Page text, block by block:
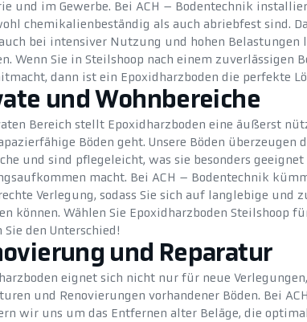
und im Gewerbe. Bei ACH – Bodentechnik
chemikalienbeständig als auch abriebfest sind.
bei intensiver Nutzung und hohen Belastungen
Wenn Sie in Steilshoop nach einem zuverlässigen
dann ist ein Epoxidharzboden die perfekte
und Wohnbereiche
Bereich stellt Epoxidharzboden eine äußerst
Böden geht. Unsere Böden überzeugen
und sind pflegeleicht, was sie besonders
macht. Bei ACH – Bodentechnik
Verlegung, sodass Sie sich auf langlebige und
können. Wählen Sie Epoxidharzboden Steilshoop
Sie den Unterschied!
und Reparatur
eignet sich nicht nur für neue
und Renovierungen vorhandener Böden. Bei
wir uns um das Entfernen alter Beläge, die